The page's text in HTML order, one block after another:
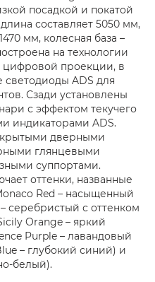
посадкой и покатой
составляет 5050 мм,
мм, колесная база –
на технологии
цифровой проекции, в
ADS для
Сзади установлены
с эффектом текучего
индикаторами ADS.
дверными
глянцевыми
суппортами.
оттенки, названные
Red – насыщенный
серебристый с оттенком
Orange – яркий
Purple – лавандовый
– глубокий синий) и
белый).